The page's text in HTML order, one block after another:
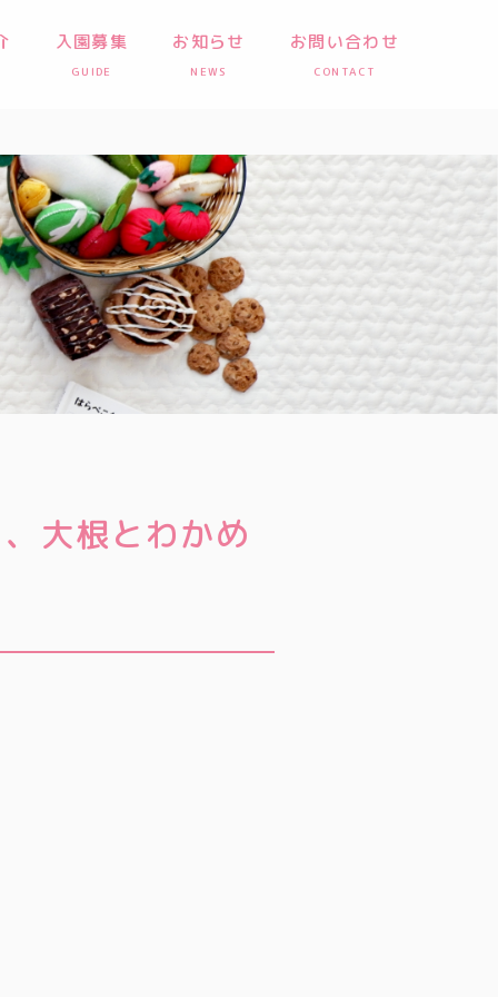
入園募集
GUIDE
お知らせ
NEWS
お問い合わせ
CONTACT
大根とわかめ